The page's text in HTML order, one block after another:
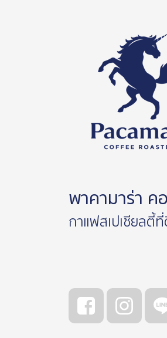
พาคามาร่า ค
กาแฟสเปเชียลตี้